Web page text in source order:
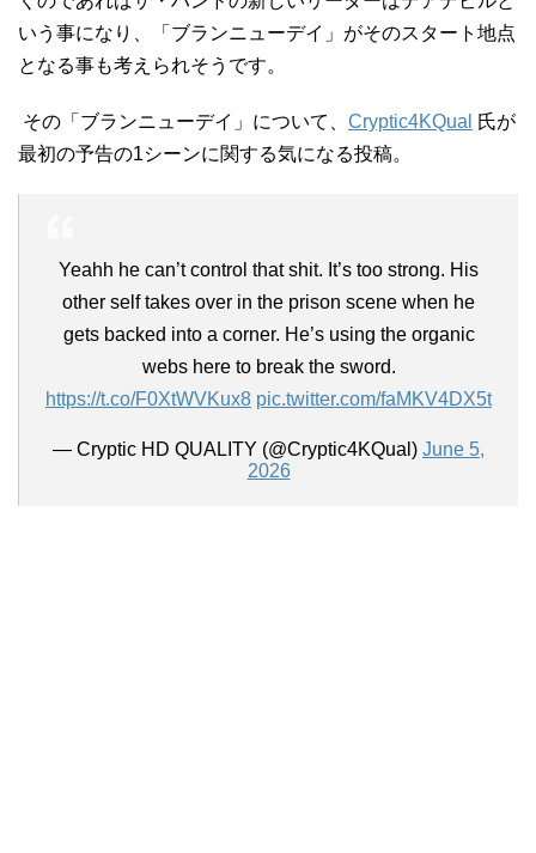
いう事になり、「ブランニューデイ」がそのスタート地点
となる事も考えられそうです。
その「ブランニューデイ」について、 Cryptic4KQual
氏が
最初の予告の1シーンに関する気になる投稿。
Yeahh he can’t control that shit. It’s too strong. His
other self takes over in the prison scene when he
gets backed into a corner. He’s using the organic
webs here to break the sword.
https://t.co/F0XtWVKux8 pic.twitter.com/faMKV4DX5t
— Cryptic HD QUALITY (@Cryptic4KQual) June 5,
2026